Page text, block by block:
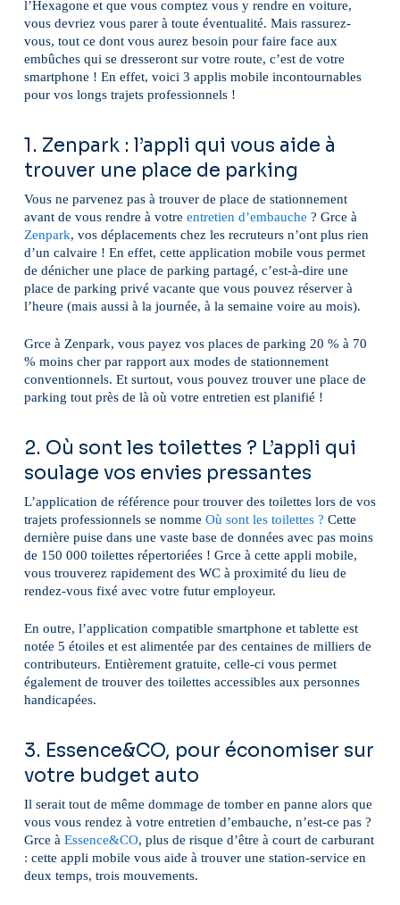
l’Hexagone et que vous comptez vous y rendre en voiture,
vous devriez vous parer à toute éventualité. Mais rassurez-
vous, tout ce dont vous aurez besoin pour faire face aux
embûches qui se dresseront sur votre route, c’est de votre
smartphone ! En effet, voici 3 applis mobile incontournables
pour vos longs trajets professionnels !
1. Zenpark : l’appli qui vous aide à
trouver une place de parking
Vous ne parvenez pas à trouver de place de stationnement
avant de vous rendre à votre entretien d’embauche ? Grce à
Zenpark, vos déplacements chez les recruteurs n’ont plus rien
d’un calvaire ! En effet, cette application mobile vous permet
de dénicher une place de parking partagé, c’est-à-dire une
place de parking privé vacante que vous pouvez réserver à
l’heure (mais aussi à la journée, à la semaine voire au mois).
Grce à Zenpark, vous payez vos places de parking 20 % à 70
% moins cher par rapport aux modes de stationnement
conventionnels. Et surtout, vous pouvez trouver une place de
parking tout près de là où votre entretien est planifié !
2. Où sont les toilettes ? L’appli qui
soulage vos envies pressantes
L’application de référence pour trouver des toilettes lors de vos
trajets professionnels se nomme Où sont les toilettes ? Cette
dernière puise dans une vaste base de données avec pas moins
de 150 000 toilettes répertoriées ! Grce à cette appli mobile,
vous trouverez rapidement des WC à proximité du lieu de
rendez-vous fixé avec votre futur employeur.
En outre, l’application compatible smartphone et tablette est
notée 5 étoiles et est alimentée par des centaines de milliers de
contributeurs. Entièrement gratuite, celle-ci vous permet
également de trouver des toilettes accessibles aux personnes
handicapées.
3. Essence&CO, pour économiser sur
votre budget auto
Il serait tout de même dommage de tomber en panne alors que
vous vous rendez à votre entretien d’embauche, n’est-ce pas ?
Grce à Essence&CO, plus de risque d’être à court de carburant
: cette appli mobile vous aide à trouver une station-service en
deux temps, trois mouvements.